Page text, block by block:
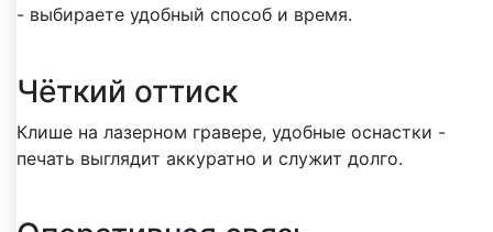
- выбираете удобный способ и время.
Чёткий оттиск
Клише на лазерном гравере, удобные оснастки -
печать выглядит аккуратно и служит долго.